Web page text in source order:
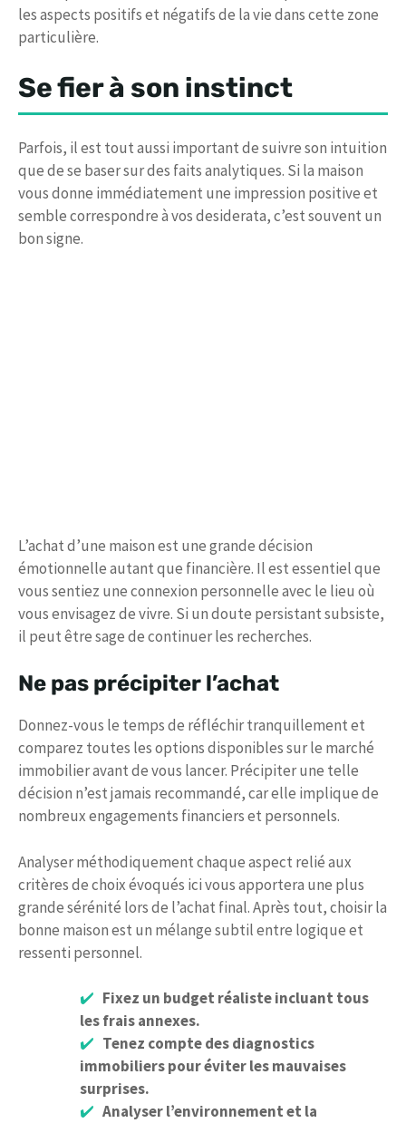
les aspects positifs et négatifs de la vie dans cette zone
particulière.
Se fier à son instinct
Parfois, il est tout aussi important de suivre son intuition
que de se baser sur des faits analytiques. Si la maison
vous donne immédiatement une impression positive et
semble correspondre à vos desiderata, c’est souvent un
bon signe.
L’achat d’une maison est une grande décision
émotionnelle autant que financière. Il est essentiel que
vous sentiez une connexion personnelle avec le lieu où
vous envisagez de vivre. Si un doute persistant subsiste,
il peut être sage de continuer les recherches.
Ne pas précipiter l’achat
Donnez-vous le temps de réfléchir tranquillement et
comparez toutes les options disponibles sur le marché
immobilier avant de vous lancer. Précipiter une telle
décision n’est jamais recommandé, car elle implique de
nombreux engagements financiers et personnels.
Analyser méthodiquement chaque aspect relié aux
critères de choix évoqués ici vous apportera une plus
grande sérénité lors de l’achat final. Après tout, choisir la
bonne maison est un mélange subtil entre logique et
ressenti personnel.
Fixez un budget réaliste incluant tous
les frais annexes.
Tenez compte des diagnostics
immobiliers pour éviter les mauvaises
surprises.
Analyser l’environnement et la